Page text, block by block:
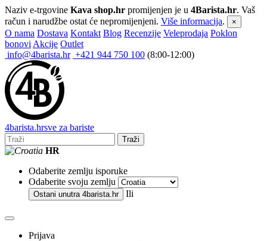
Naziv e-trgovine Kava shop.hr promijenjen je u 4Barista.hr. Vaš
račun i narudžbe ostat će nepromijenjeni. Više informacija. ×
O nama Dostava Kontakt Blog Recenzije Veleprodaja Poklon
bonovi Akcije Outlet
info@4barista.hr +421 944 750 100 (8:00-12:00)
4barista.hrsve za bariste
Traži
HR
Odaberite zemlju isporuke
Odaberite svoju zemlju
Ostani unutra 4barista.hr Ili
Prijava